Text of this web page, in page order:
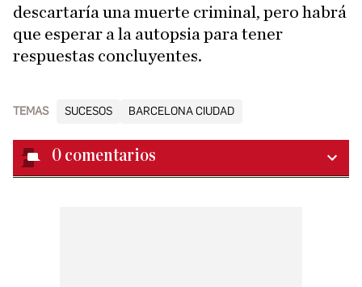
descartaría una muerte criminal, pero habrá
que esperar a la autopsia para tener
respuestas concluyentes.
TEMAS SUCESOS BARCELONA CIUDAD
0 comentarios